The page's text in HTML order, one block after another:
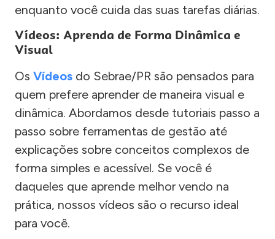
enquanto você cuida das suas tarefas diárias.
Vídeos: Aprenda de Forma Dinâmica e
Visual
Os Vídeos do Sebrae/PR são pensados para
quem prefere aprender de maneira visual e
dinâmica. Abordamos desde tutoriais passo a
passo sobre ferramentas de gestão até
explicações sobre conceitos complexos de
forma simples e acessível. Se você é
daqueles que aprende melhor vendo na
prática, nossos vídeos são o recurso ideal
para você.